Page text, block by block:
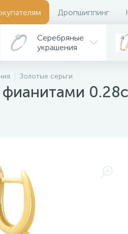
Дропшиппинг
Серебряные
украшения
Золотые серьги
фианитами